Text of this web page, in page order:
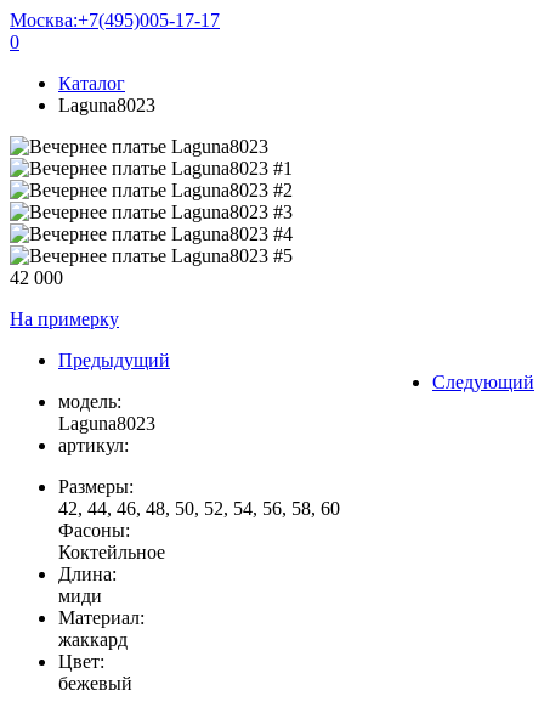
Москва:+7(495)005-17-17
0
Каталог
Laguna8023
42 000
На примерку
Предыдущий
Следующий
модель:
Laguna8023
артикул:
Размеры:
42, 44, 46, 48, 50, 52, 54, 56, 58, 60
Фасоны:
Коктейльное
Длина:
миди
Материал:
жаккард
Цвет:
бежевый